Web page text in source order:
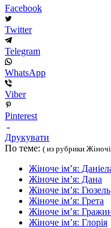
Facebook
Twitter
Telegram
WhatsApp
Viber
Pinterest
Друкувати
По теме: ( из рубрики
Жіноче ім’я:
Жіноче ім’я: Дана
Жіноче ім’я: Гюзель
Жіноче ім’я: Грета
Жіноче ім’я:
Жіноче ім’я: Глорія